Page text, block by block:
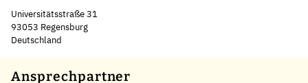
Universitätsstraße 31
93053 Regensburg
Deutschland
+
Ansprechpartner